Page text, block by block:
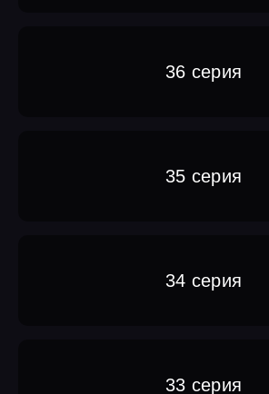
36 серия
35 серия
34 серия
33 серия